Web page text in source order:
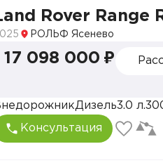
за Вас
с выгодой до 200 000
диагностика, деньги
Rover Range
РОЛЬФ Ясенево
17 098 000 ₽
Дизель3.0 л.
Консультация